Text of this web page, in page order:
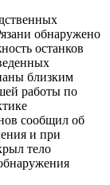
обнаружено
останков
близким
работы по
сообщил об
и при
тело